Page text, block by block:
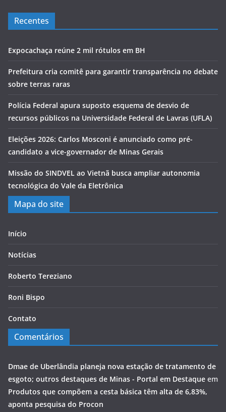
Recentes
Expocachaça reúne 2 mil rótulos em BH
Prefeitura cria comitê para garantir transparência no debate
sobre terras raras
Polícia Federal apura suposto esquema de desvio de
recursos públicos na Universidade Federal de Lavras (UFLA)
Eleições 2026: Carlos Mosconi é anunciado como pré-
candidato a vice-governador de Minas Gerais
Missão do SINDVEL ao Vietnã busca ampliar autonomia
tecnológica do Vale da Eletrônica
Mapa do site
Início
Notícias
Roberto Tereziano
Roni Bispo
Contato
Comentários
Dmae de Uberlândia planeja nova estação de tratamento de
esgoto; outros destaques de Minas - Portal em Destaque em
Produtos que compõem a cesta básica têm alta de 6,83%,
aponta pesquisa do Procon